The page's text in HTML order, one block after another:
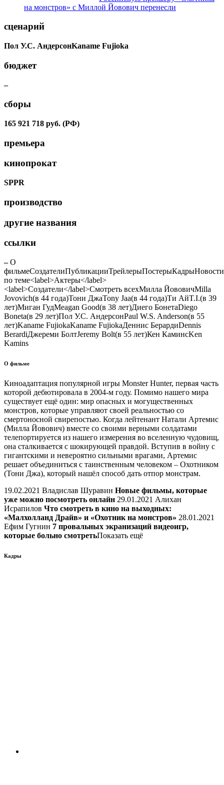
на монстров» с Миллой Йовович перенесли
сценарий
Пол У.С. АндерсонKaname Fujioka
бюджет
–
сборы
165 921 718 руб. (РФ)
премьера
кинопрокат
SPPR
производство
другие названия
ссылки
–О
фильмеСоздателиПубликацииТрейлерыПостерыКадрыНовости
по теме<label>Актеры</label>
<label>Создатели</label>Смотреть всехМилла ЙововичMilla
Jovovich(в 44 года)Тони ДжаTony Jaa(в 44 года)Ти АйT.I.(в 39
лет)Миган ГудMeagan Good(в 38 лет)Диего БонетаDiego
Boneta(в 29 лет)Пол У.С. АндерсонPaul W.S. Anderson(в 55
лет)Kaname FujiokaKaname FujiokaДеннис БерардиDennis
BerardiДжереми БолтJeremy Bolt(в 55 лет)Кен КаминсKen
Kamins
О фильме
Киноадаптация популярной игры Monster Hunter, первая часть
которой дебютировала в 2004-м году. Помимо нашего мира
существует ещё один: мир опасных и могущественных
монстров, которые управляют своей реальностью со
смертоносной свирепостью. Когда лейтенант Натали Артемис
(Милла Йовович) вместе со своими верными солдатами
телепортируется из нашего измерения во вселенную чудовищ,
она сталкивается с шокирующей правдой. Вступив в войну с
гигантскими и невероятно сильными врагами, Артемис
решает объединиться с таинственным человеком – Охотником
(Тони Джа), который нашёл способ дать отпор монстрам.
19.02.2021 Владислав Шуравин Новые фильмы, которые
уже можно посмотреть онлайн 29.01.2021 Алихан
Исрапилов Что смотреть в кино на выходных:
«Малхолланд Драйв» и «Охотник на монстров» 28.01.2021
Ефим Гугнин 7 провальных экранизаций видеоигр,
которые больно смотретьПоказать ещё
Кадры